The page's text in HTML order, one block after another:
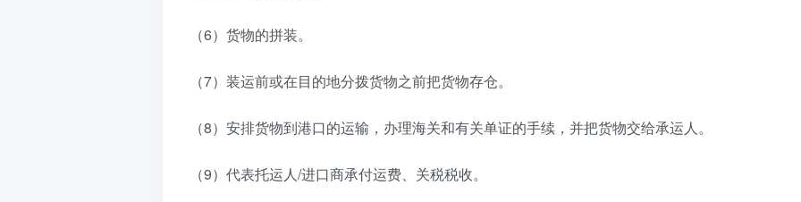
（6）货物的拼装。
（7）装运前或在目的地分拨货物之前把货物存仓。
（8）安排货物到港口的运输，办理海关和有关单证的手续，并把货物交给承运人。
（9）代表托运人/进口商承付运费、关税税收。